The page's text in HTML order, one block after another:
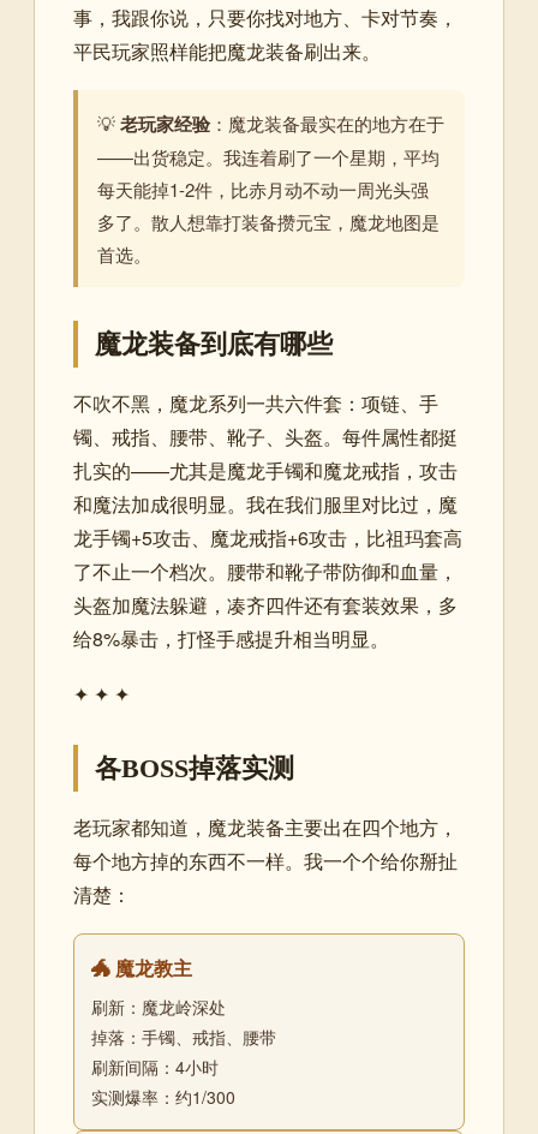
事，我跟你说，只要你找对地方、卡对节奏，
平民玩家照样能把魔龙装备刷出来。
💡老玩家经验：魔龙装备最实在的地方在于
——出货稳定。我连着刷了一个星期，平均
每天能掉1-2件，比赤月动不动一周光头强
多了。散人想靠打装备攒元宝，魔龙地图是
首选。
魔龙装备到底有哪些
不吹不黑，魔龙系列一共六件套：项链、手
镯、戒指、腰带、靴子、头盔。每件属性都挺
扎实的——尤其是魔龙手镯和魔龙戒指，攻击
和魔法加成很明显。我在我们服里对比过，魔
龙手镯+5攻击、魔龙戒指+6攻击，比祖玛套高
了不止一个档次。腰带和靴子带防御和血量，
头盔加魔法躲避，凑齐四件还有套装效果，多
给8%暴击，打怪手感提升相当明显。
✦ ✦ ✦
各BOSS掉落实测
老玩家都知道，魔龙装备主要出在四个地方，
每个地方掉的东西不一样。我一个个给你掰扯
清楚：
🐲 魔龙教主
刷新：魔龙岭深处
掉落：手镯、戒指、腰带
刷新间隔：4小时
实测爆率：约1/300